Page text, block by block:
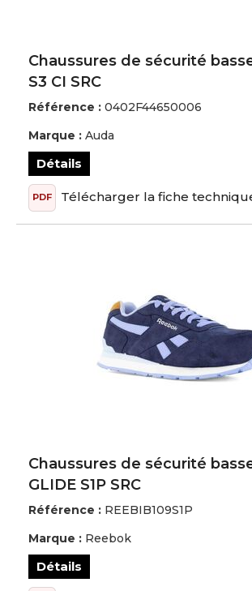
Chaussures de sécurité
S3 CI SRC
Référence : 0402F44650006
Marque : Auda
Détails
PDF Télécharger la fiche
Chaussures de sécurité
GLIDE S1P SRC
Référence : REEBIB109S1P
Marque : Reebok
Détails